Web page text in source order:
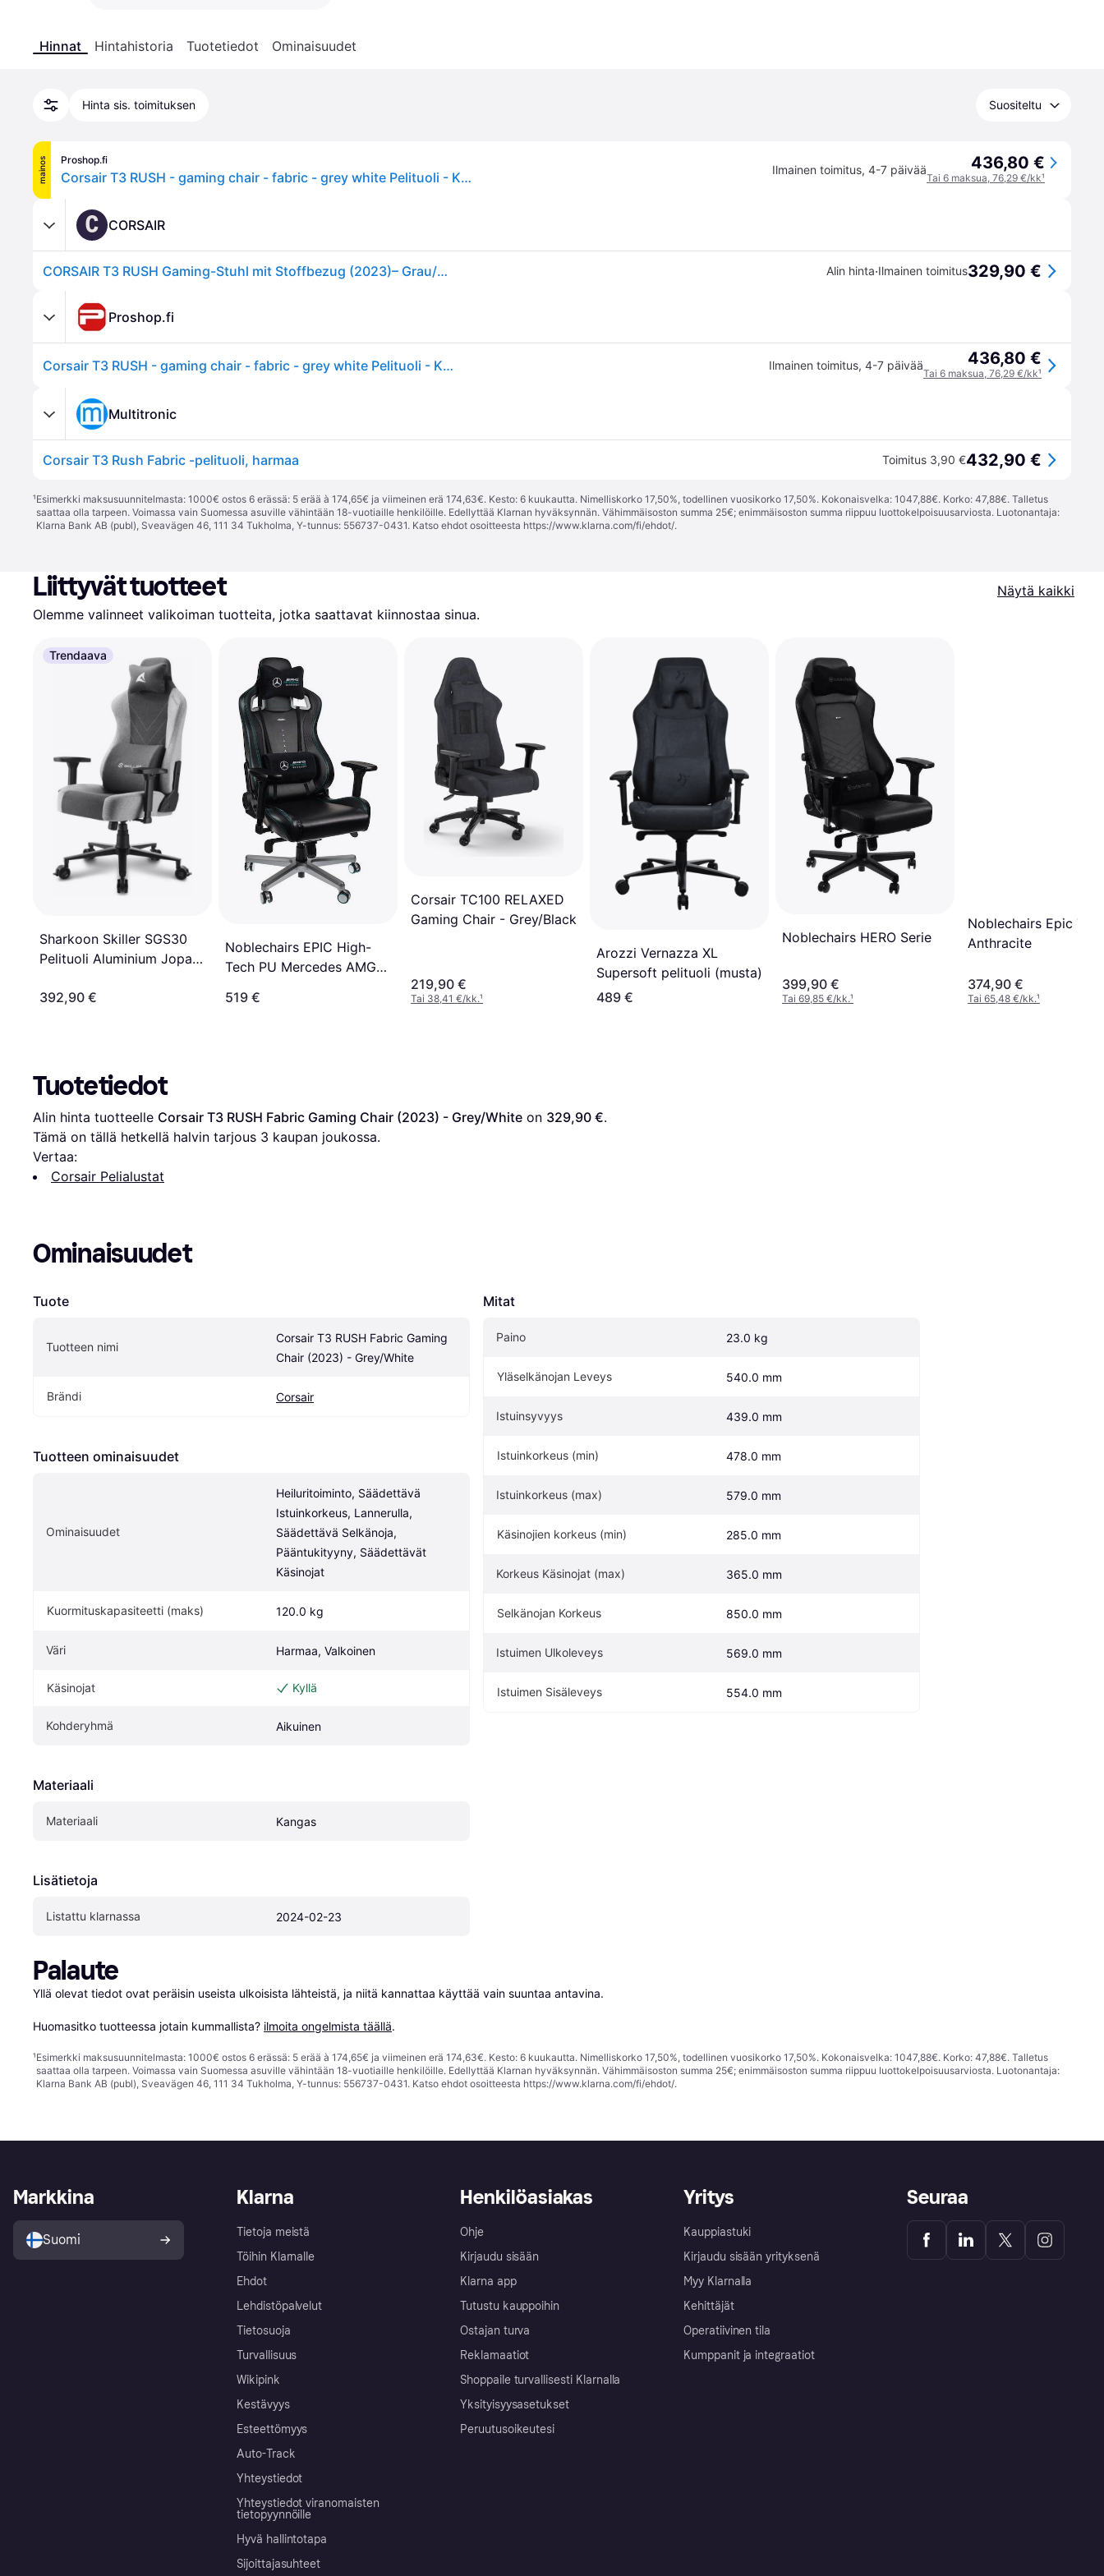
Hinnat Hintahistoria Tuotetiedot Ominaisuudet
Hinta sis. toimituksen Suositeltu
mainos Proshop.fi
Corsair T3 RUSH - gaming chair - fabric - grey white Pelituoli - Kangas - Jopa 120 kg Ilmainen toimitus, 4-7 päivää 436,80 €
Tai 6 maksua, 76,29 €/kk¹
C CORSAIR
CORSAIR T3 RUSH Gaming-Stuhl mit Stoffbezug (2023)– Grau/Weiß Alin hinta·Ilmainen toimitus329,90 €
Proshop.fi
Corsair T3 RUSH - gaming chair - fabric - grey white Pelituoli - Kangas - Jopa 120 kg Ilmainen toimitus, 4-7 päivää 436,80 €
Tai 6 maksua, 76,29 €/kk¹
Multitronic
Corsair T3 Rush Fabric -pelituoli, harmaa Toimitus 3,90 €432,90 €
¹Esimerkki maksusuunnitelmasta: 1000€ ostos 6 erässä: 5 erää à 174,65€ ja viimeinen erä 174,63€. Kesto: 6 kuukautta. Nimelliskorko 17,50%, todellinen vuosikorko 17,50%. Kokonaisvelka: 1047,88€. Korko: 47,88€. Talletus
saattaa olla tarpeen. Voimassa vain Suomessa asuville vähintään 18-vuotiaille henkilöille. Edellyttää Klarnan hyväksynnän. Vähimmäisoston summa 25€; enimmäisoston summa riippuu luottokelpoisuusarviosta. Luotonantaja:
Klarna Bank AB (publ), Sveavägen 46, 111 34 Tukholma, Y-tunnus: 556737-0431. Katso ehdot osoitteesta https://www.klarna.com/fi/ehdot/.
Liittyvät tuotteet
Näytä kaikki
Olemme valinneet valikoiman tuotteita, jotka saattavat kiinnostaa sinua.
Trendaava
Sharkoon Skiller SGS30
Pelituoli Aluminium Jopa
392,90 €
Noblechairs EPIC High-
Tech PU Mercedes AMG
2021
519 €
Corsair TC100 RELAXED
Gaming Chair - Grey/Black
219,90 €
Tai 38,41 €/kk.¹
Arozzi Vernazza XL
Supersoft pelituoli (musta)
489 €
Noblechairs HERO Serie
399,90 €
Tai 69,85 €/kk.¹
Noblechairs Epic Tx
Anthracite
374,90 €
Tai 65,48 €/kk.¹
Tuotetiedot
Alin hinta tuotteelle Corsair T3 RUSH Fabric Gaming Chair (2023) - Grey/White on 329,90 €.
Tämä on tällä hetkellä halvin tarjous 3 kaupan joukossa.
Vertaa:
Corsair Pelialustat
Ominaisuudet
Tuote
Tuotteen nimi
Corsair T3 RUSH Fabric Gaming
Chair (2023) - Grey/White
Brändi Corsair
Tuotteen ominaisuudet
Ominaisuudet
Heiluritoiminto, Säädettävä
Istuinkorkeus, Lannerulla,
Säädettävä Selkänoja,
Pääntukityyny, Säädettävät
Käsinojat
Kuormituskapasiteetti (maks) 120.0 kg
Väri Harmaa, Valkoinen
Käsinojat Kyllä
Kohderyhmä Aikuinen
Materiaali
Materiaali Kangas
Lisätietoja
Listattu klarnassa 2024-02-23
Mitat
Paino 23.0 kg
Yläselkänojan Leveys 540.0 mm
Istuinsyvyys 439.0 mm
Istuinkorkeus (min) 478.0 mm
Istuinkorkeus (max) 579.0 mm
Käsinojien korkeus (min) 285.0 mm
Korkeus Käsinojat (max) 365.0 mm
Selkänojan Korkeus 850.0 mm
Istuimen Ulkoleveys 569.0 mm
Istuimen Sisäleveys 554.0 mm
Palaute
Yllä olevat tiedot ovat peräisin useista ulkoisista lähteistä, ja niitä kannattaa käyttää vain suuntaa antavina.
Huomasitko tuotteessa jotain kummallista? ilmoita ongelmista täällä.
¹Esimerkki maksusuunnitelmasta: 1000€ ostos 6 erässä: 5 erää à 174,65€ ja viimeinen erä 174,63€. Kesto: 6 kuukautta. Nimelliskorko 17,50%, todellinen vuosikorko 17,50%. Kokonaisvelka: 1047,88€. Korko: 47,88€. Talletus
saattaa olla tarpeen. Voimassa vain Suomessa asuville vähintään 18-vuotiaille henkilöille. Edellyttää Klarnan hyväksynnän. Vähimmäisoston summa 25€; enimmäisoston summa riippuu luottokelpoisuusarviosta. Luotonantaja:
Klarna Bank AB (publ), Sveavägen 46, 111 34 Tukholma, Y-tunnus: 556737-0431. Katso ehdot osoitteesta https://www.klarna.com/fi/ehdot/.
Klarna
Tietoja meistä
Töihin Klarnalle
Ehdot
Lehdistöpalvelut
Tietosuoja
Turvallisuus
Wikipink
Kestävyys
Esteettömyys
Auto-Track
Yhteystiedot
Yhteystiedot viranomaisten
tietopyynnöille
Hyvä hallintotapa
Sijoittajasuhteet
Henkilöasiakas
Ohje
Kirjaudu sisään
Klarna app
Tutustu kauppoihin
Ostajan turva
Reklamaatiot
Shoppaile turvallisesti Klarnalla
Yksityisyysasetukset
Peruutusoikeutesi
Yritys
Kauppiastuki
Kirjaudu sisään yrityksenä
Myy Klarnalla
Kehittäjät
Operatiivinen tila
Kumppanit ja integraatiot
Markkina
Suomi
Seuraa